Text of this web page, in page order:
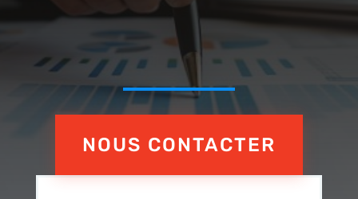
NOUS CONTACTER